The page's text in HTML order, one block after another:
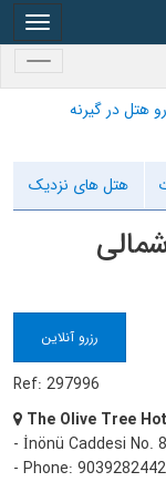
هتل در گیرنه
هتل های نزدیک
رزرو آنلاین
Ref: 297996
The Olive Tree
- İnönü Caddesi No.
- Phone: